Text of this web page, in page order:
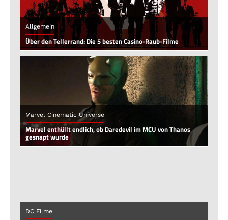
Allgemein
Über den Tellerrand: Die 5 besten Casino-Raub-Filme
Marvel Cinematic Universe
Marvel enthüllt endlich, ob Daredevil im MCU von Thanos
gesnapt wurde
DC Filme